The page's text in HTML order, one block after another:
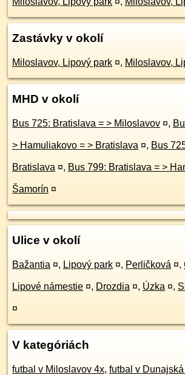
Zastávky v okolí
Miloslavov, Lipový park ¤, Miloslavov,
MHD v okolí
Bus 725: Bratislava = > Miloslavov ¤,
> Hamuliakovo = > Bratislava ¤, Bus
Bratislava ¤, Bus 799: Bratislava = > Hamuliakovo = >
Šamorín ¤
Ulice v okolí
Bažantia ¤, Lipový park ¤, Perličková ¤,
Lipové námestie ¤, Drozdia ¤, Úzka ¤,
¤
V kategóriách
futbal v Miloslavov 4x, futbal v